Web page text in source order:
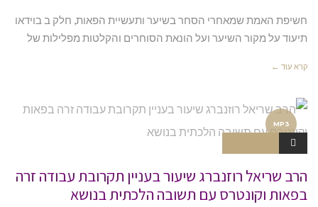
חשיפת האמת שמאחרי הסחר בשיער ותעשיית הפאות, חלק ב בוידאו
תיעוד על מקור השיער ועל הונאת הסוחרים והקלטות מפלילות של
קרא עוד ←
MP3
הרב שריאל רוזנברג שיעור בעניין תקרובת עבודה זרה
בפאות וקונטרס עם תשובה הלכתית בנושא